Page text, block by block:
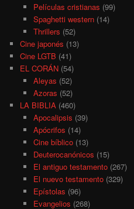
Películas cristianas (99)
Spaghetti western(14)
Thrillers (52)
Cine japonés (13)
Cine LGTB (41)
EL CORÁN (54)
Aleyas (52)
Azoras (52)
LA BIBLIA (460)
Apocalipsis (39)
Apócrifos (14)
Cine bíblico(13)
Deuterocanónicos (15)
El antiguo testamento(267)
El nuevo testamento(329)
Epístolas (96)
Evangelios (268)